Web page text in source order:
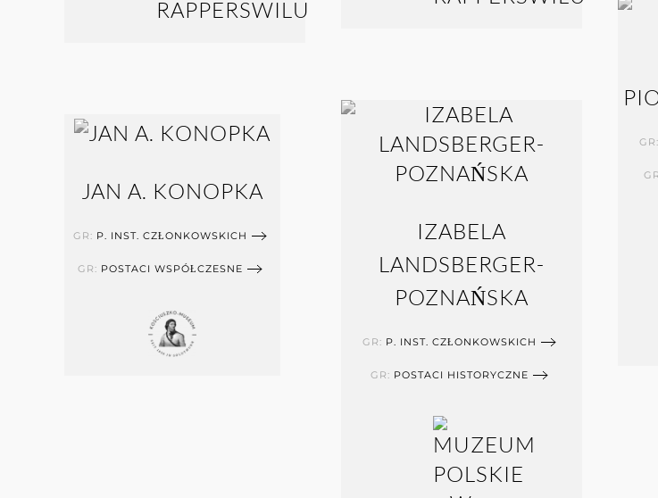
JAN A. KONOPKA
GR: P. INST. CZŁONKOWSKICH
GR: POSTACI WSPÓŁCZESNE
IZABELA
LANDSBERGER-
POZNAŃSKA
GR: P. INST. CZŁONKOWSKICH
GR: POSTACI HISTORYCZNE
GR: